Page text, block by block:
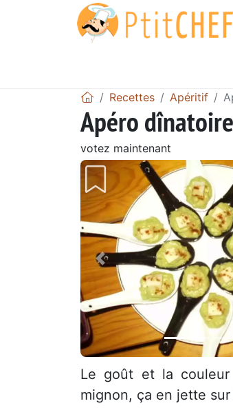
Recettes Apéritif
Apéro
votez maintenant
Précédent
Le goût et la
mignon, ça en jette